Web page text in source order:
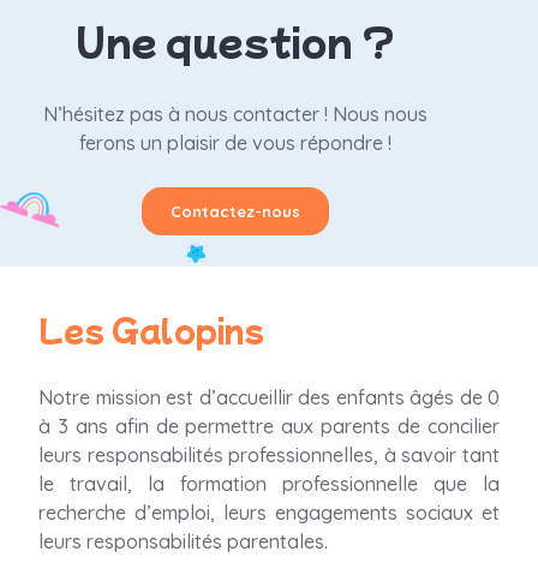
Une question ?
N’hésitez pas à nous contacter ! Nous nous
ferons un plaisir de vous répondre !
Contactez-nous
Les Galopins
Notre mission est d’accueillir des enfants âgés de 0
à 3 ans afin de permettre aux parents de concilier
leurs responsabilités professionnelles, à savoir tant
le travail, la formation professionnelle que la
recherche d’emploi, leurs engagements sociaux et
leurs responsabilités parentales.